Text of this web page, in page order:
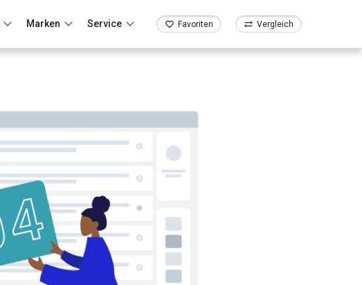
Marken Service Favoriten Vergleich